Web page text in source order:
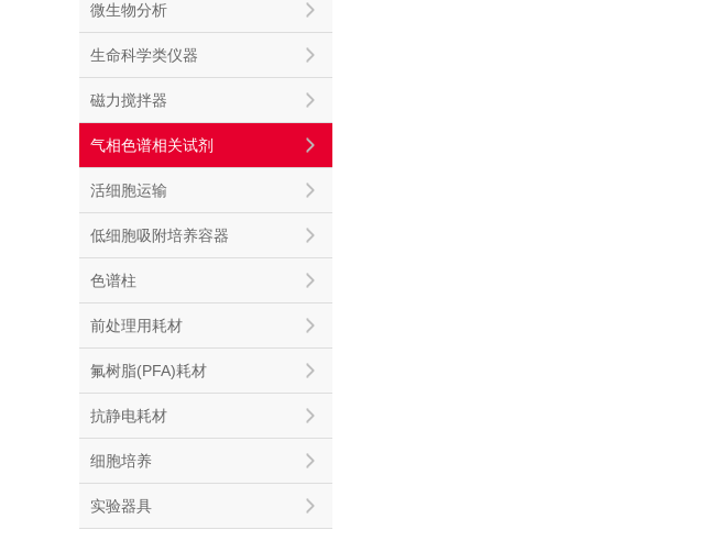
微生物分析
生命科学类仪器
磁力搅拌器
气相色谱相关试剂
活细胞运输
低细胞吸附培养容器
色谱柱
前处理用耗材
氟树脂(PFA)耗材
抗静电耗材
细胞培养
实验器具